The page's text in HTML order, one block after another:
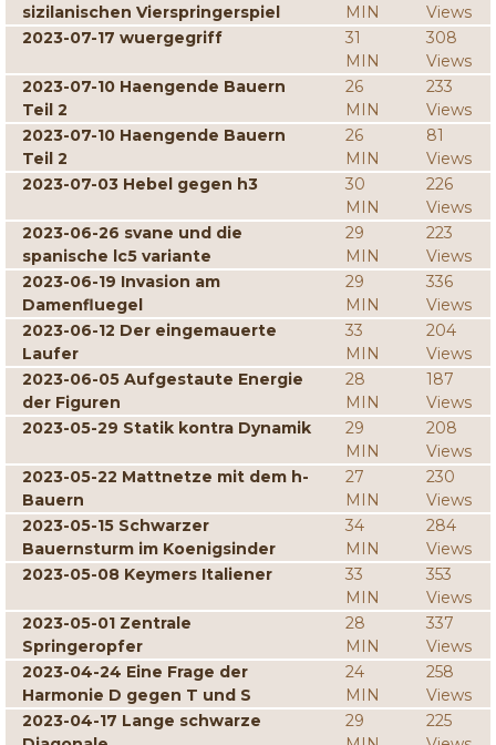
sizilanischen Vierspringerspiel
MIN
Views
2023-07-17 wuergegriff
31
MIN
308
Views
2023-07-10 Haengende Bauern
Teil 2
26
MIN
233
Views
2023-07-10 Haengende Bauern
Teil 2
26
MIN
81
Views
2023-07-03 Hebel gegen h3
30
MIN
226
Views
2023-06-26 svane und die
spanische lc5 variante
29
MIN
223
Views
2023-06-19 Invasion am
Damenfluegel
29
MIN
336
Views
2023-06-12 Der eingemauerte
Laufer
33
MIN
204
Views
2023-06-05 Aufgestaute Energie
der Figuren
28
MIN
187
Views
2023-05-29 Statik kontra Dynamik
29
MIN
208
Views
2023-05-22 Mattnetze mit dem h-
Bauern
27
MIN
230
Views
2023-05-15 Schwarzer
Bauernsturm im Koenigsinder
34
MIN
284
Views
2023-05-08 Keymers Italiener
33
MIN
353
Views
2023-05-01 Zentrale
Springeropfer
28
MIN
337
Views
2023-04-24 Eine Frage der
Harmonie D gegen T und S
24
MIN
258
Views
2023-04-17 Lange schwarze
29
225